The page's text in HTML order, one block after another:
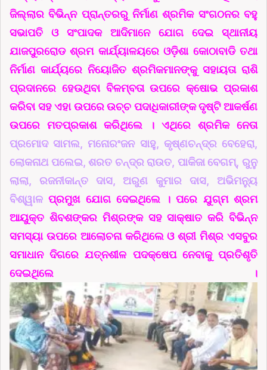
ଜିଲ୍ଲାର ବିଭିନ୍ନ ପ୍ରାନ୍ତରରୁ ନିର୍ମାଣ ଶ୍ରମିକ ସଂଗଠନର ବହୁ
ସଭାପତି ଓ ସଂପାଦକ ଆଦିମାନେ ଯୋଗ ଦେଇ ସ୍ଥାନୀୟ
ଯାଜପୁରରୋଡ ଶ୍ରମ କାର୍ଯ୍ୟାଳୟରେ ଓଡ଼ିଶା କୋଠାବାଡି ତଥା
ନିର୍ମାଣ କାର୍ଯ୍ୟରେ ନିୟୋଜିତ ଶ୍ରମିକମାନଙ୍କୁ ସହାୟତା ରାଶି
ପ୍ରଦାନରେ ହେଉଥିବା ବିଳମ୍ବତା ଉପରେ କ୍ଷୋଭ ପ୍ରକାଶ
କରିବା ସହ ଏହା ଉପରେ ଉଚ୍ଚ ପଦାଧିକାରୀଙ୍କ ଦୃଷ୍ଟି ଆକର୍ଷଣ
ଉପରେ ମତପ୍ରକାଶ କରିଥିଲେ । ଏଥିରେ ଶ୍ରମିକ ନେତା
ପ୍ରମୋଦ ସାମଲ, ମନୋରଂଜନ ସାହୁ, କୃଷ୍ଣଚନ୍ଦ୍ର ବେହେରା,
ଲୋକନାଥ ପଲେଇ, ଶରତ ଚନ୍ଦ୍ର ରାଉତ, ପାକିଜା ବେଗମ୍‌, ରୁନୁ
ଲାଲା, ରଜନୀକାନ୍ତ ଦାସ, ଅରୁଣ କୁମାର ଦାସ, ଅଭିମନ୍ୟୁ
ବିଶ୍ୱାଳ ପ୍ରମୁଖ ଯୋଗ ଦେଇଥିଲେ । ପରେ ଯୁଗ୍ମ ଶ୍ରମ
ଆୟୁକ୍ତ ଶିବଶଙ୍କର ମିଶ୍ରଙ୍କ ସହ ସାକ୍ଷାତ କରି ବିଭିନ୍ନ
ସମସ୍ୟା ଉପରେ ଆଲୋଚନା କରିଥିଲେ ଓ ଶ୍ରୀ ମିଶ୍ର ଏସବୁର
ସମାଧାନ ଦିଗରେ ଯତ୍ନଶୀଳ ପଦକ୍ଷେପ ନେବାକୁ ପ୍ରତିଶୃତି
ଦେଇଥିଲେ ।